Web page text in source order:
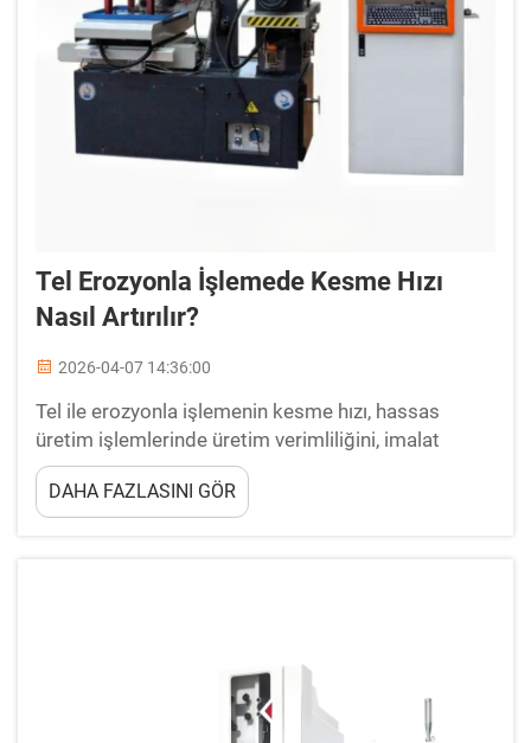
Tel Erozyonla İşlemede Kesme Hızı
Nasıl Artırılır?
2026-04-07 14:36:00
Tel ile erozyonla işlemenin kesme hızı, hassas
üretim işlemlerinde üretim verimliliğini, imalat
maliyetlerini ve teslimat zaman çizelgelerini
doğrudan etkileyen kritik bir performans ölçütüdür.
Kesme hızını optimize etme yöntemlerini anlama ve
DAHA FAZLASINI GÖR